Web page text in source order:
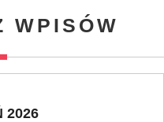
WPISÓW
2026